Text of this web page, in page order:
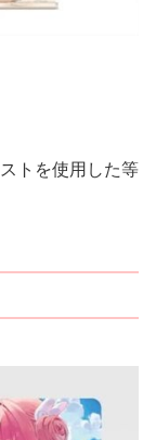
トを使用した等